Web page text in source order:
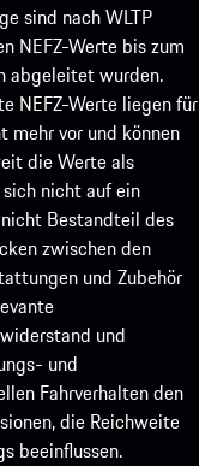
sind nach WLTP
NEFZ-Werte bis zum
abgeleitet wurden.
NEFZ-Werte liegen für
mehr vor und können
die Werte als
nicht auf ein
Bestandteil des
zwischen den
und Zubehör
und
und
Fahrverhalten den
die Reichweite
beeinflussen.